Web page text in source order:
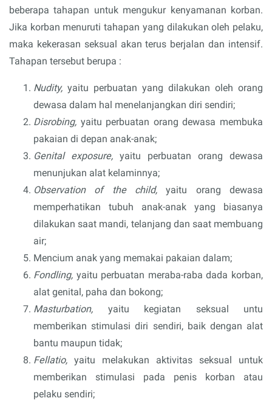
beberapa tahapan untuk mengukur kenyamanan korban.
Jika korban menuruti tahapan yang dilakukan oleh pelaku,
maka kekerasan seksual akan terus berjalan dan intensif.
Tahapan tersebut berupa :
Nudity, yaitu perbuatan yang dilakukan oleh orang
dewasa dalam hal menelanjangkan diri sendiri;
Disrobing, yaitu perbuatan orang dewasa membuka
pakaian di depan anak-anak;
Genital exposure, yaitu perbuatan orang dewasa
menunjukan alat kelaminnya;
Observation of the child, yaitu orang dewasa
memperhatikan tubuh anak-anak yang biasanya
dilakukan saat mandi, telanjang dan saat membuang
air;
Mencium anak yang memakai pakaian dalam;
Fondling, yaitu perbuatan meraba-raba dada korban,
alat genital, paha dan bokong;
Masturbation, yaitu kegiatan seksual untu
memberikan stimulasi diri sendiri, baik dengan alat
bantu maupun tidak;
Fellatio, yaitu melakukan aktivitas seksual untuk
memberikan stimulasi pada penis korban atau
pelaku sendiri;